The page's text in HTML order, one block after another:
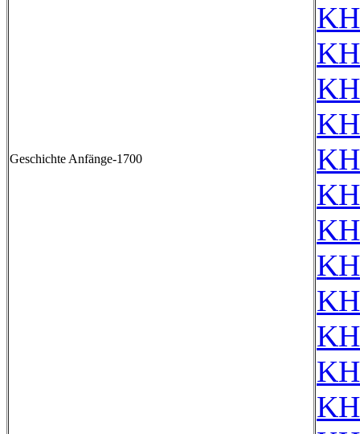
Geschichte Anfänge-1700